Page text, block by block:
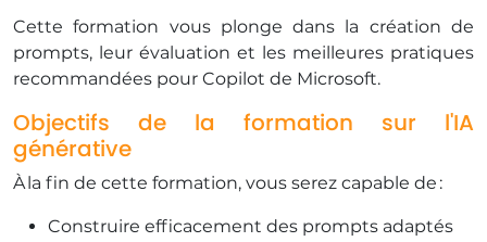
Cette formation vous plonge dans la création de
prompts, leur évaluation et les meilleures pratiques
recommandées pour Copilot de Microsoft.
Objectifs de la formation sur l'IA
générative
​À la fin de cette formation, vous serez capable de :
​Construire efficacement des prompts adaptés